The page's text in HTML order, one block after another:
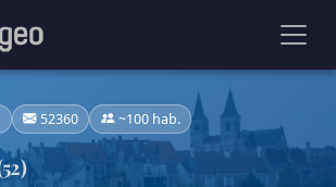
52360 ~100 hab.